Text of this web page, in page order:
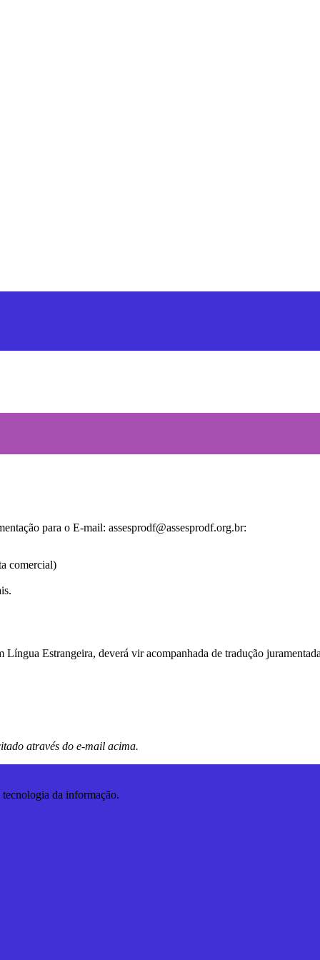
para o E-mail: assesprodf@assesprodf.org.br:
comercial)
Estrangeira, deverá vir acompanhada de tradução
através do e-mail acima.
da informação.